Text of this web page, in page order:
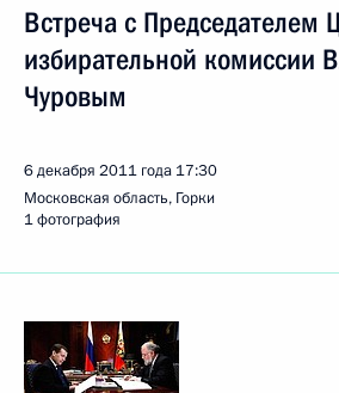
Встреча с Председателем
избирательной комиссии
Чуровым
6 декабря 2011 года 17:30
Московская область, Горки
1 фотография